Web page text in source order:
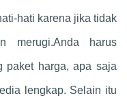
hati karena jika tidak
merugi.Anda harus
paket harga, apa saja
lengkap. Selain itu